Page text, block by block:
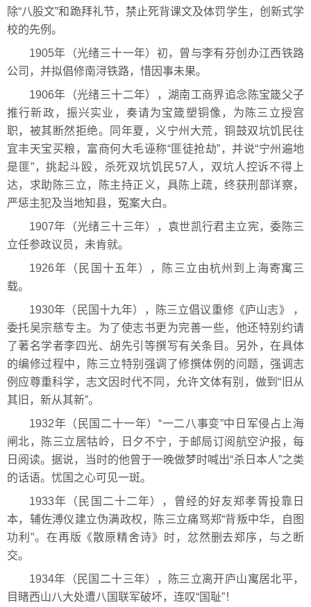
除“八股文”和跪拜礼节，禁止死背课文及体罚学生，创新式学
校的先例。
1905年（光绪三十一年）初，曾与李有芬创办江西铁路
公司，并拟倡修南浔铁路，惜因事未果。
1906年（光绪三十二年），湖南工商界追念陈宝箴父子
推行新政，振兴实业，奏请为宝箴塑铜像，为陈三立授宫
职，被其断然拒绝。同年夏，义宁州大荒，铜鼓双坑饥民往
宜丰天宝买粮，富商何大毛诬称“匪徒抢劫”，并说“宁州遍地
是匪”，挑起斗殴，杀死双坑饥民57人，双坑人控诉不得上
达，求助陈三立，陈主持正义，具陈上疏，终获刑部详察，
严惩主犯及当地知县，冤案大白。
1907年（光绪三十三年），袁世凯行君主立宪，委陈三
立任参政议员，未肯就。
1926年（民国十五年），陈三立由杭州到上海寄寓三
载。
1930年（民国十九年），陈三立倡议重修《庐山志》 ，
委托吴宗慈专主。为了使志书更为完善一些，他还特别约请
了著名学者李四光、胡先引等撰写有关条目。另外，在具体
的编修过程中，陈三立特别强调了修撰体例的问题，强调志
例应尊重科学，志文因时代不同，允许文体有别，做到“旧从
其旧，新从其新”。
1932年（民国二十一年）“一二八事变”中日军侵占上海
闸北，陈三立居牯岭，日夕不宁，于邮局订阅航空沪报，每
日阅读。据说，当时的他曾于一晚做梦时喊出“杀日本人”之类
的话语。忧国之心可见一斑。
1933年（民国二十二年），曾经的好友郑孝胥投靠日
本，辅佐溥仪建立伪满政权，陈三立痛骂郑“背叛中华，自图
功利”。在再版《散原精舍诗》时，忿然删去郑序，与之断
交。
1934年（民国二十三年），陈三立离开庐山寓居北平，
目睹西山八大处遭八国联军破坏，连叹“国耻”！